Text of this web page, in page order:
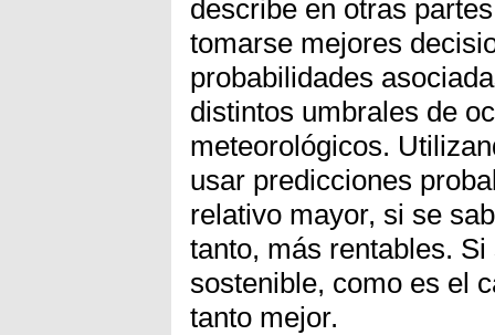
describe en otras
tomarse mejores
probabilidades
distintos umbrales de
meteorológicos.
usar predicciones
relativo mayor, si se
tanto, más rentables.
sostenible, como es el
tanto mejor.